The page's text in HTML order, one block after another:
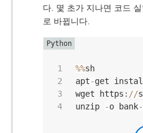
다. 몇 초가 지나면 코드
로 바뀝니다.
%%sh
apt-get
wget https : //
unzip
-o bank-